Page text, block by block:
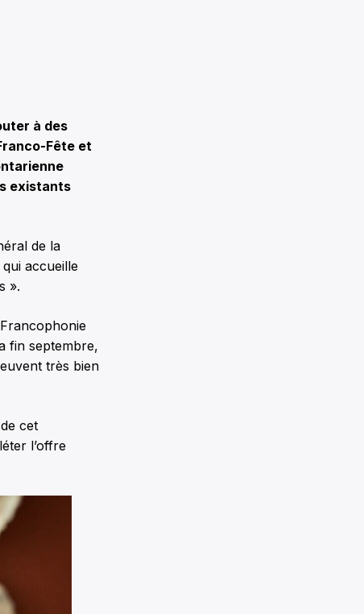
à des
Fête et
existants
de la
accueille
».
fin septembre,
très bien
cet
l’offre